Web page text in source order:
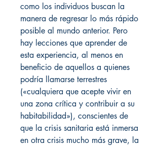
como los individuos buscan la
manera de regresar lo más rápido
posible al mundo anterior. Pero
hay lecciones que aprender de
esta experiencia, al menos en
beneficio de aquellos a quienes
podría llamarse terrestres
(«cualquiera que acepte vivir en
una zona crítica y contribuir a su
habitabilidad»), conscientes de
que la crisis sanitaria está inmersa
en otra crisis mucho más grave, la